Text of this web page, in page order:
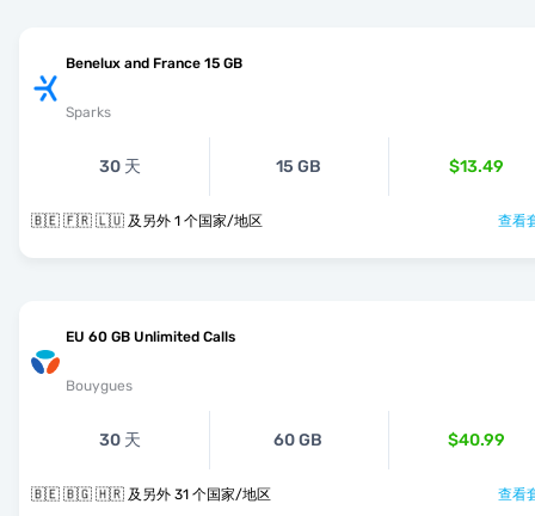
Benelux and France 15 GB
Sparks
30 天 15 GB $13.49
🇧🇪 🇫🇷 🇱🇺 及另外 1 个国家/地区 查看
EU 60 GB Unlimited Calls
Bouygues
30 天 60 GB $40.99
🇧🇪 🇧🇬 🇭🇷 及另外 31 个国家/地区 查看